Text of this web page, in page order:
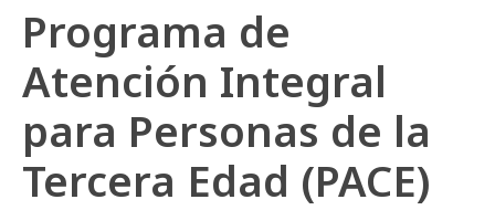
Programa de
Atención Integral
para Personas de la
Tercera Edad (PACE)